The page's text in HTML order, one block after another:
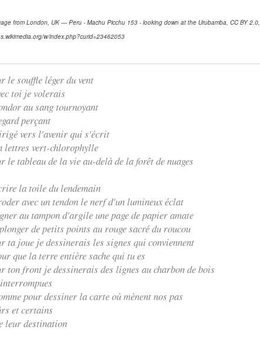
from London, UK — Peru - Machu Picchu 153 - looking down at the Urubamba, CC BY 2.0,
w/index.php?curid=23462053
le souffle léger du vent
toi je volerais
au sang tournoyant
perçant
vers l'avenir qui s'écrit
lettres vert-chlorophylle
le tableau de la vie au-delà de la forêt de nuages
la toile du lendemain
avec un tendon le nerf d'un lumineux éclat
au tampon d'argile une page de papier amate
de petits points au rouge sacré du roucou
ta joue je dessinerais les signes qui conviennent
que la terre entière sache qui tu es
ton front je dessinerais des lignes au charbon de bois
pour dessiner la carte où mènent nos pas
et certains
leur destination